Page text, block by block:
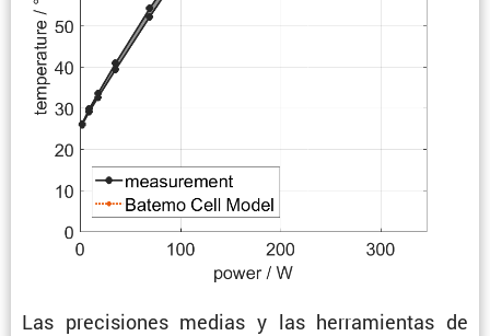
Las preci­siones medias y las herra­mientas de